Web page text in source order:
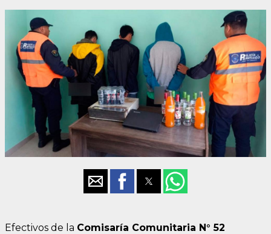
Efectivos de la Comisaría Comunitaria N° 52